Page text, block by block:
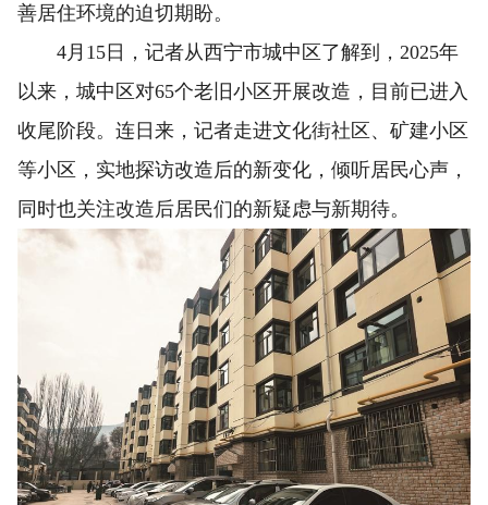
善居住环境的迫切期盼。
4月15日，记者从西宁市城中区了解到，2025年
以来，城中区对65个老旧小区开展改造，目前已进入
收尾阶段。连日来，记者走进文化街社区、矿建小区
等小区，实地探访改造后的新变化，倾听居民心声，
同时也关注改造后居民们的新疑虑与新期待。